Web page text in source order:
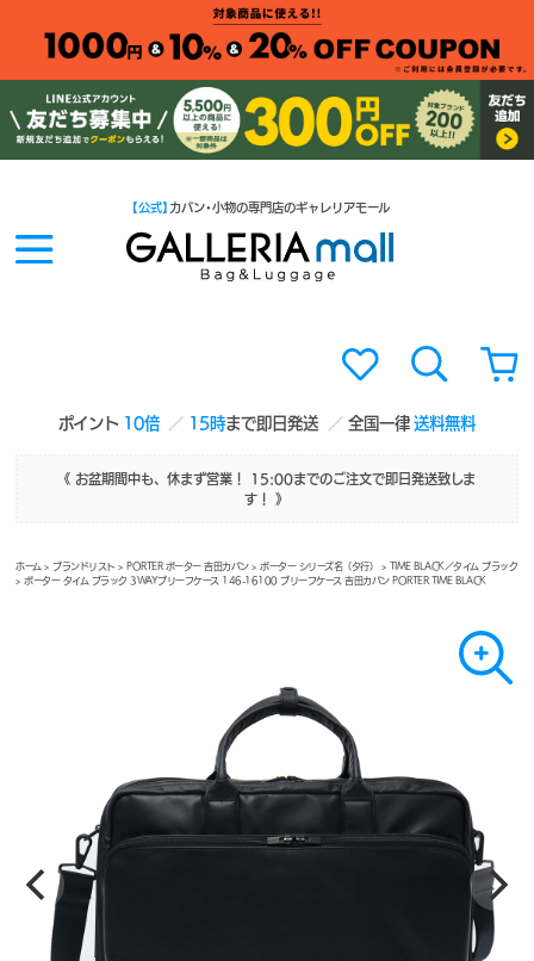
ポイント 10倍 15時まで即日発送 全国一律送料無料
【公式】 カバン・小物の専門店のギャレリアモール
《 お盆期間中も、休まず営業！ 15:00までのご注文で即日発送致しま
す！ 》
ホーム >ブランドリスト > PORTER ポーター 吉田カバン>ポーター シリーズ名（タ行） >
TIME BLACK／タイム ブラック
> ポーター タイム ブラック 3WAYブリーフケース 146-16100 ブリーフケース 吉田カバン PORTER TIME BLACK